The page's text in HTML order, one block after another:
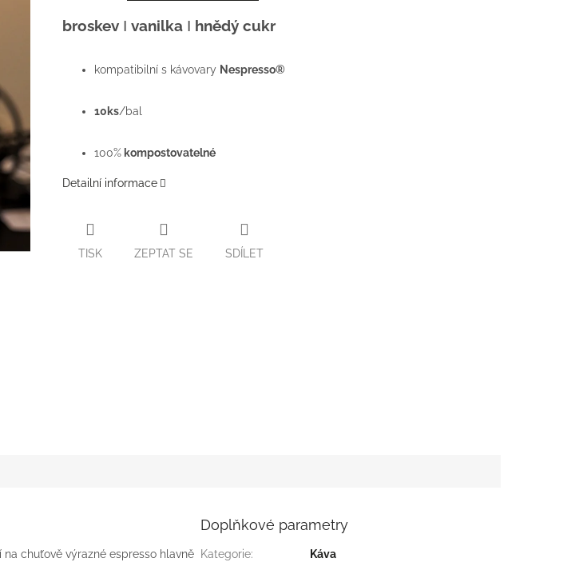
broskev Ι vanilka Ι hnědý cukr
kompatibilní s kávovary Nespresso®
10ks/bal
100% kompostovatelné
Detailní informace
TISK ZEPTAT SE SDÍLET
na chuťově výrazné espresso hlavně
Doplňkové parametry
Kategorie:
Káva